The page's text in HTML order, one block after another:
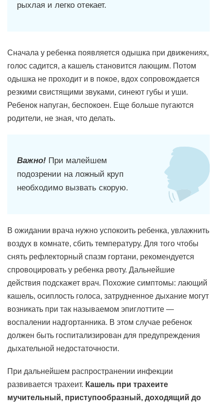
рыхлая и легко отекает.
Сначала у ребенка появляется одышка при движениях,
голос садится, а кашель становится лающим. Потом
одышка не проходит и в покое, вдох сопровождается
резкими свистящими звуками, синеют губы и уши.
Ребенок напуган, беспокоен. Еще больше пугаются
родители, не зная, что делать.
Важно! При малейшем
подозрении на ложный круп
необходимо вызвать скорую.
В ожидании врача нужно успокоить ребенка, увлажнить
воздух в комнате, сбить температуру. Для того чтобы
снять рефлекторный спазм гортани, рекомендуется
спровоцировать у ребенка рвоту. Дальнейшие
действия подскажет врач. Похожие симптомы: лающий
кашель, осиплость голоса, затрудненное дыхание могут
возникать при так называемом эпиглоттите —
воспалении надгортанника. В этом случае ребенок
должен быть госпитализирован для предупреждения
дыхательной недостаточности.
При дальнейшем распространении инфекции
развивается трахеит. Кашель при трахеите
мучительный, приступообразный, доходящий до